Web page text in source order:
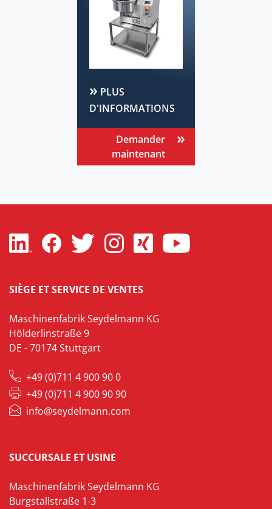
PLUS
D'INFORMATIONS
Demander
maintenant
SIÈGE ET SERVICE DE VENTES
Maschinenfabrik Seydelmann KG
Hölderlinstraße 9
DE - 70174 Stuttgart
+49 (0)711 4 900 90 0
+49 (0)711 4 900 90 90
info@seydelmann.com
SUCCURSALE ET USINE
Maschinenfabrik Seydelmann KG
Burgstallstraße 1-3